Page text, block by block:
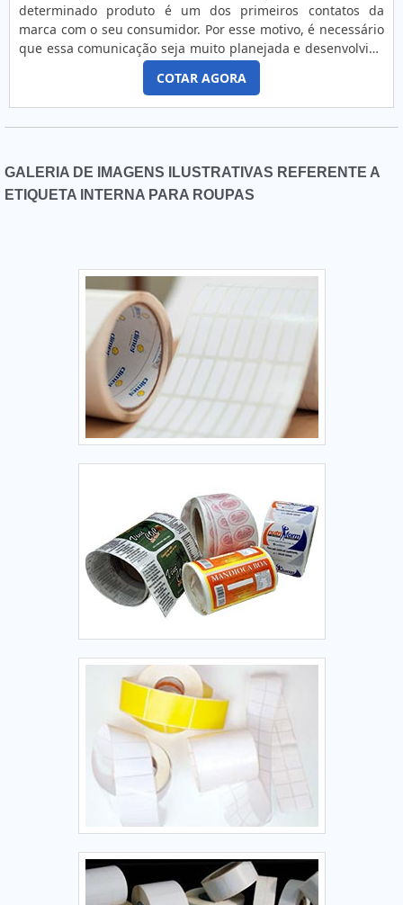
determinado produto é um dos primeiros contatos da
marca com o seu consumidor. Por esse motivo, é necessário
que essa comunicação seja muito planejada e desenvolvida
com precisão e cuidado. Para garantir que determinado
item conte com um rótulo de qualidade, a melhor opção é
buscar uma empresa especializada e experiente nesse tipo
de mercadoria, assim como a Mack Color. Sobre a Mack
COTAR AGORA
GALERIA DE IMAGENS ILUSTRATIVAS REFERENTE A
ETIQUETA INTERNA PARA ROUPAS